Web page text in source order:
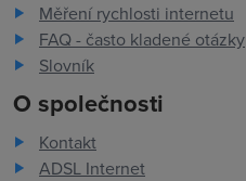
Měření rychlosti internetu
FAQ - často kladené otázky
Slovník
O společnosti
Kontakt
ADSL Internet